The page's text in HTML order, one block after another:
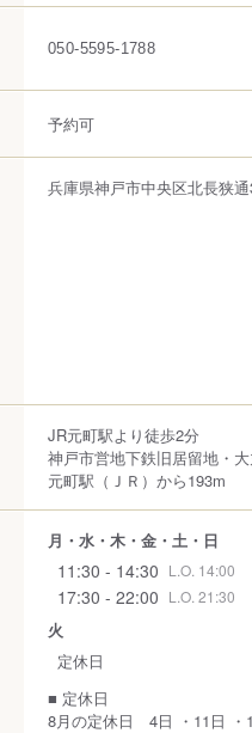
050-5595-1788
予約可
兵庫県神戸市中央区北長狭通
JR元町駅より徒歩2分
神戸市営地下鉄旧居留地・
元町駅（ＪＲ）から193m
月・水・木・金・土・日
11:30 - 14:30 L.O. 14:00
17:30 - 22:00 L.O. 21:30
火
定休日
■ 定休日
8月の定休日 4日 ・11日 ・